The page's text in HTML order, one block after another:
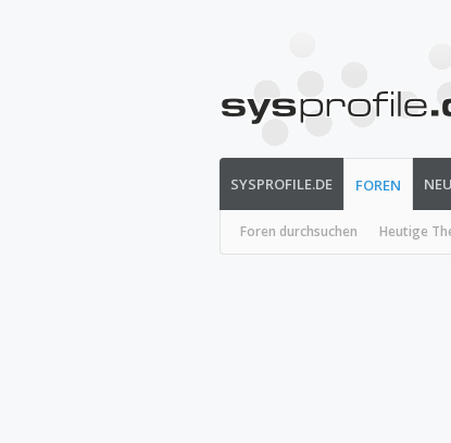
SYSPROFILE.DE FOREN
Foren durchsuchen Heutige